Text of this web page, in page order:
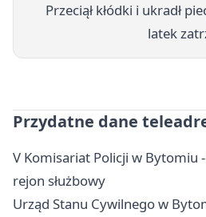
Przeciął kłódki i ukradł
latek
Przydatne dane
V Komisariat Policji w Bytomiu
rejon służbowy
Urząd Stanu Cywilnego w